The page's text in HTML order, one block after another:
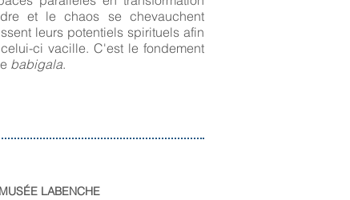
et le chaos se chevauchent
leurs potentiels spirituels afin
ci vacille. C'est le fondement
babigala.
LABENCHE